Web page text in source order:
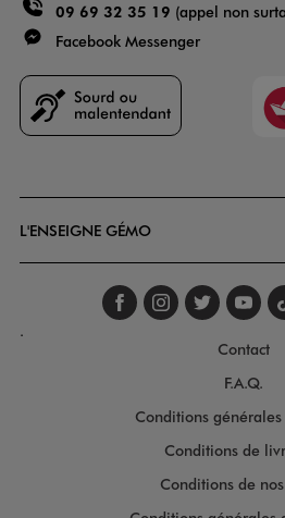
09 69 32 35 19 (appel non
Facebook Messenger
L'ENSEIGNE GÉMO
Suivez-
Suivez-
.
Contact
F.A.Q.
Conditions
Conditions de
Conditions de